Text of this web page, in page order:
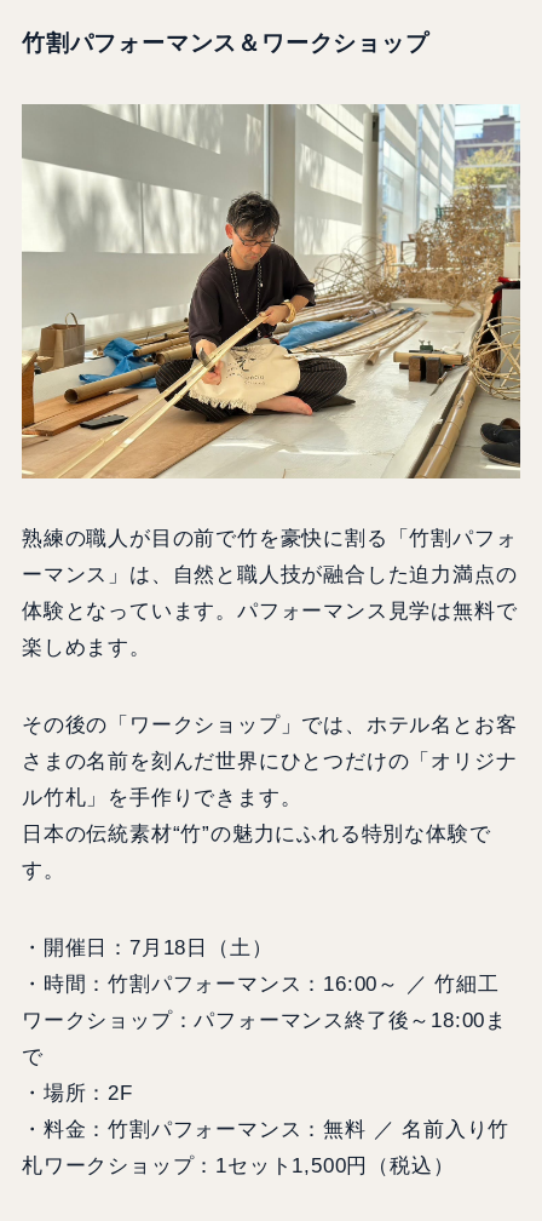
竹割パフォーマンス＆ワークショップ
熟練の職人が目の前で竹を豪快に割る「竹割パフォ
ーマンス」は、自然と職人技が融合した迫力満点の
体験となっています。パフォーマンス見学は無料で
楽しめます。
その後の「ワークショップ」では、ホテル名とお客
さまの名前を刻んだ世界にひとつだけの「オリジナ
ル竹札」を手作りできます。
日本の伝統素材“竹”の魅力にふれる特別な体験で
す。
・開催日：7月18日（土）
・時間：竹割パフォーマンス：16:00～ ／ 竹細工
ワークショップ：パフォーマンス終了後～18:00ま
で
・場所：2F
・料金：竹割パフォーマンス：無料 ／ 名前入り竹
札ワークショップ：1セット1,500円（税込）